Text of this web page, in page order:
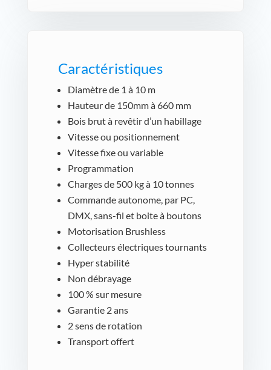
Caractéristiques
Diamètre de 1 à 10 m
Hauteur de 150mm à 660 mm
Bois brut à revêtir d’un habillage
Vitesse ou positionnement
Vitesse fixe ou variable
Programmation
Charges de 500 kg à 10 tonnes
Commande autonome, par PC,
DMX, sans-fil et boite à boutons
Motorisation Brushless
Collecteurs électriques tournants
Hyper stabilité
Non débrayage
100 % sur mesure
Garantie 2 ans
2 sens de rotation
Transport offert